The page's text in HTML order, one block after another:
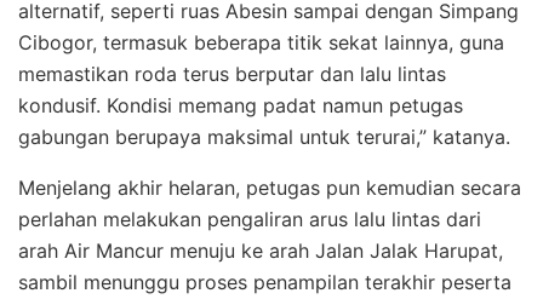
alternatif, seperti ruas Abesin sampai dengan Simpang
Cibogor, termasuk beberapa titik sekat lainnya, guna
memastikan roda terus berputar dan lalu lintas
kondusif. Kondisi memang padat namun petugas
gabungan berupaya maksimal untuk terurai,” katanya.
Menjelang akhir helaran, petugas pun kemudian secara
perlahan melakukan pengaliran arus lalu lintas dari
arah Air Mancur menuju ke arah Jalan Jalak Harupat,
sambil menunggu proses penampilan terakhir peserta